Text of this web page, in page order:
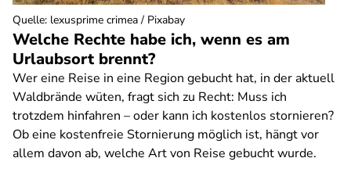
Welche Rechte habe ich, wenn es am
Urlaubsort brennt?
Wer eine Reise in eine Region gebucht hat, in der aktuell
Waldbrände wüten, fragt sich zu Recht: Muss ich
trotzdem hinfahren – oder kann ich kostenlos stornieren?
Ob eine kostenfreie Stornierung möglich ist, hängt vor
allem davon ab, welche Art von Reise gebucht wurde.
Quelle: lexusprime crimea / Pixabay